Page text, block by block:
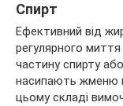
Спирт
Ефективний від
регулярного миття
частину спирту
насипають жменю
цьому складі